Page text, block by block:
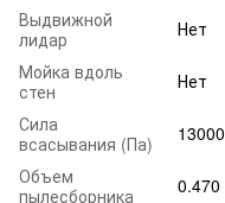
Выдвижной
лидар
Нет
Мойка вдоль
стен
Нет
Сила
всасывания (Па)
13000
Объем
пылесборника
0.470